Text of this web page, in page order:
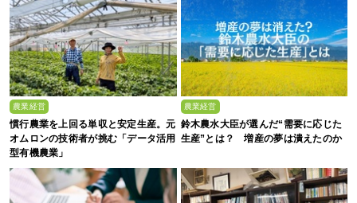
農業経営
慣行農業を上回る単収と安定生産。元
オムロンの技術者が挑む「データ活用
型有機農業」
農業経営
鈴木農水大臣が選んだ“需要に応じた
生産”とは？ 増産の夢は潰えたのか